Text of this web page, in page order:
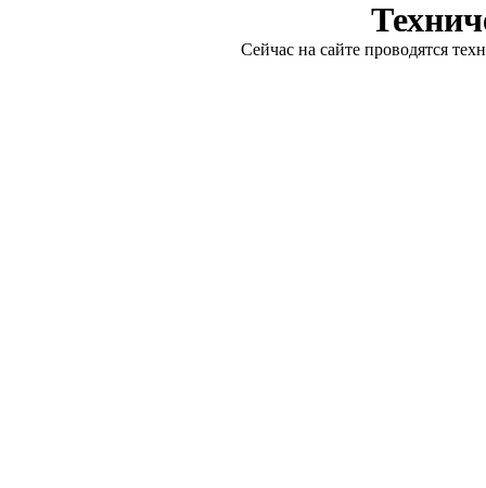
Сейчас на сайте проводятся